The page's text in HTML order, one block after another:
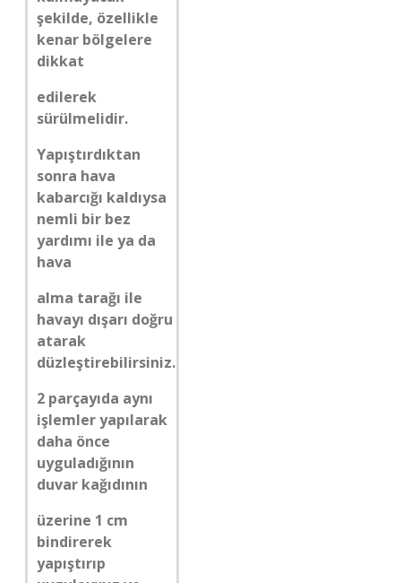
şekilde, özellikle
kenar bölgelere
dikkat
edilerek
sürülmelidir.
Yapıştırdıktan
sonra hava
kabarcığı kaldıysa
nemli bir bez
yardımı ile ya da
hava
alma tarağı ile
havayı dışarı doğru
atarak
düzleştirebilirsiniz.
2 parçayıda aynı
işlemler yapılarak
daha önce
uyguladığının
duvar kağıdının
üzerine 1 cm
bindirerek
yapıştırıp